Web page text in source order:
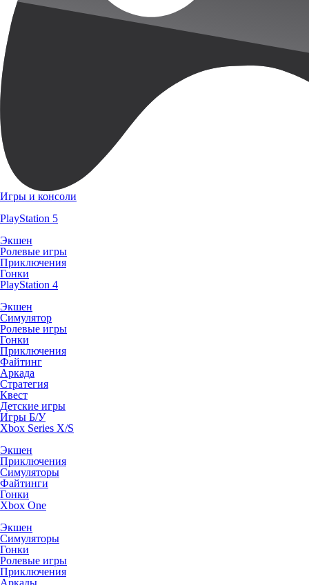
Игры и консоли
PlayStation 5
Экшен
Ролевые игры
Приключения
Гонки
PlayStation 4
Экшен
Симулятор
Ролевые игры
Гонки
Приключения
Файтинг
Аркада
Стратегия
Квест
Детские игры
Игры Б/У
Xbox Series X/S
Экшен
Приключения
Симуляторы
Файтинги
Гонки
Xbox One
Экшен
Симуляторы
Гонки
Ролевые игры
Приключения
Аркады